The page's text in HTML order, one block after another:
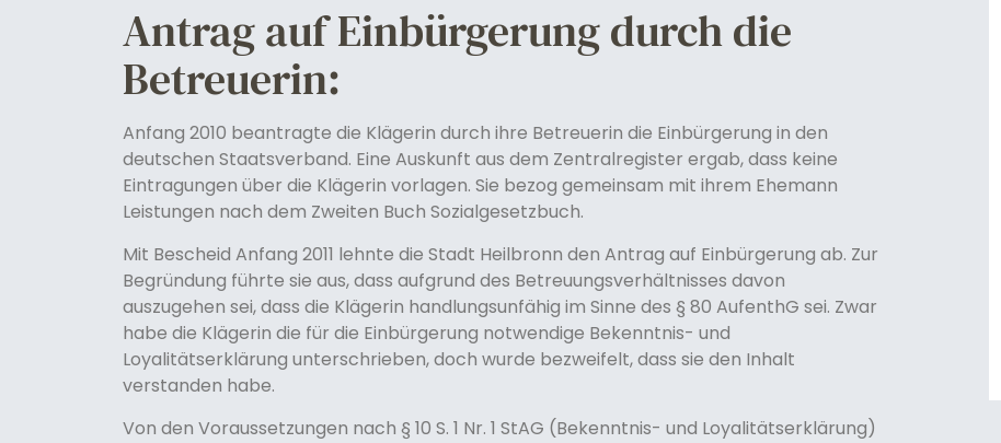
Antrag auf Einbürgerung durch die
Betreuerin:
Anfang 2010 beantragte die Klägerin durch ihre Betreuerin die Einbürgerung in den
deutschen Staatsverband. Eine Auskunft aus dem Zentralregister ergab, dass keine
Eintragungen über die Klägerin vorlagen. Sie bezog gemeinsam mit ihrem Ehemann
Leistungen nach dem Zweiten Buch Sozialgesetzbuch.
Mit Bescheid Anfang 2011 lehnte die Stadt Heilbronn den Antrag auf Einbürgerung ab. Zur
Begründung führte sie aus, dass aufgrund des Betreuungsverhältnisses davon
auszugehen sei, dass die Klägerin handlungsunfähig im Sinne des § 80 AufenthG sei. Zwar
habe die Klägerin die für die Einbürgerung notwendige Bekenntnis- und
Loyalitätserklärung unterschrieben, doch wurde bezweifelt, dass sie den Inhalt
verstanden habe.
Von den Voraussetzungen nach § 10 S. 1 Nr. 1 StAG (Bekenntnis- und Loyalitätserklärung)